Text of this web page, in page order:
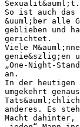
Sexualit&auml;t.
So ist auch das
&uuml;ber alle
geblieben und
gerichtet.
Viele
genie&szlig;en
„One-Night-
an.
In der heutigen
umgekehrt
anderes. Es
Macht